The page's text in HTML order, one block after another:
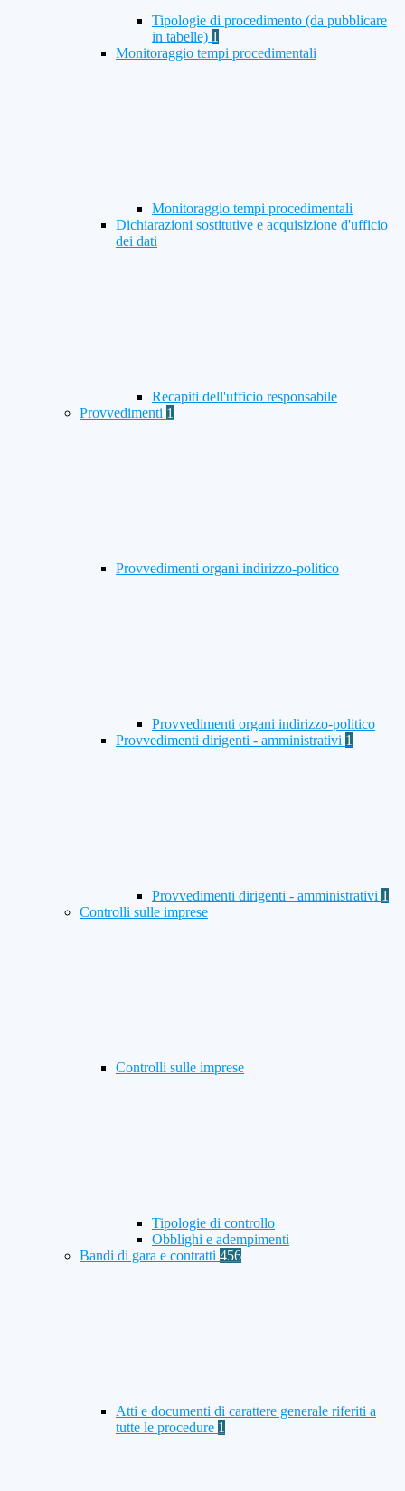
Tipologie di procedimento (da pubblicare
in tabelle) 1
Monitoraggio tempi procedimentali
Monitoraggio tempi procedimentali
Dichiarazioni sostitutive e acquisizione d'ufficio
dei dati
Recapiti dell'ufficio responsabile
Provvedimenti 1
Provvedimenti organi indirizzo-politico
Provvedimenti organi indirizzo-politico
Provvedimenti dirigenti - amministrativi 1
Provvedimenti dirigenti - amministrativi 1
Controlli sulle imprese
Controlli sulle imprese
Tipologie di controllo
Obblighi e adempimenti
Bandi di gara e contratti 456
Atti e documenti di carattere generale riferiti a
tutte le procedure 1